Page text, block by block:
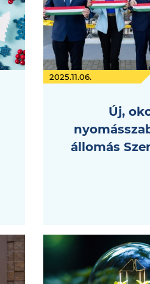
2025.11.06.
Új,
állomás